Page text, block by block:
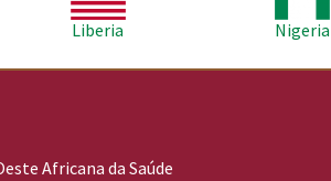
Liberia
Nigeria
Africana da Saúde